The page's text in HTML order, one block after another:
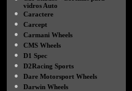
vidros Auto
●
Caractere
●
Carcept
●
Carmani Wheels
●
CMS Wheels
●
D1 Spec
●
D2Racing Sports
●
Dare Motorsport Wheels
●
Darwin Wheels